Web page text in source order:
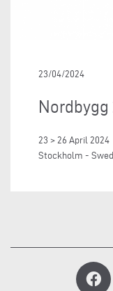
23/04/2024
Nordbygg
23 > 26 April 2024
Stockholm -